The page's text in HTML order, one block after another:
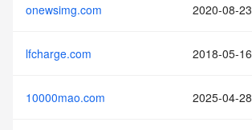
onewsimg.com 2020-08-23
lfcharge.com 2018-05-16
10000mao.com 2025-04-28